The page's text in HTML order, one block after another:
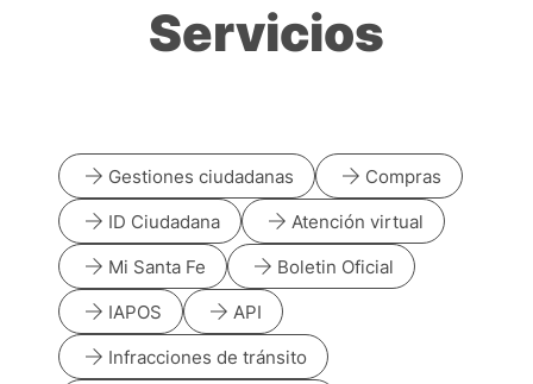
Servicios
arrow_forward Gestiones ciudadanas arrow_forward Compras
arrow_forward ID Ciudadana arrow_forward Atención virtual
arrow_forward Mi Santa Fe arrow_forward Boletin Oficial
arrow_forward IAPOS arrow_forward API
arrow_forward Infracciones de tránsito